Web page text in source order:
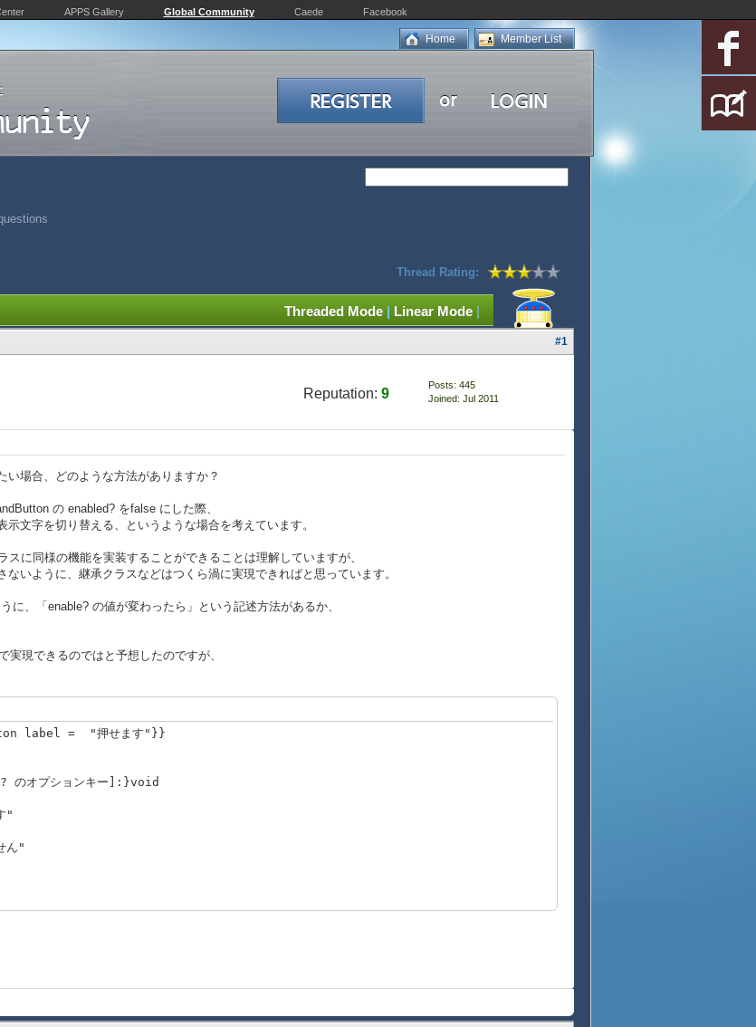
APPS Gallery Global Community Caede Facebook
Member List
Home
Thread Rating:
Threaded Mode | Linear Mode |
#1
Reputation: 9
Posts: 445
Joined: Jul 2011
場合、どのような方法がありますか？
の enabled? をfalse にした際、
文字を切り替える、というような場合を考えています。
に同様の機能を実装することができることは理解していますが、
いように、継承クラスなどはつくら渦に実現できればと思っています。
に、「enable? の値が変わったら」という記述方法があるか、
現できるのではと予想したのですが、
label = "押せます"}}
オプションキー]:}void
"
"